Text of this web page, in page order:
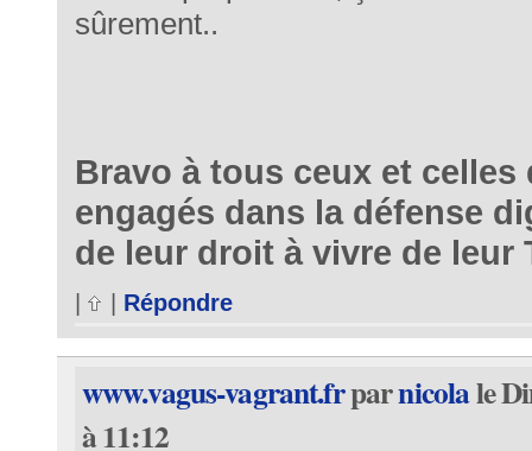
sûrement..
Bravo à tous ceux et celles
engagés dans la défense
de leur droit à vivre de leur
Répondre
www.vagus-vagrant.frparnicolale
à 11:12